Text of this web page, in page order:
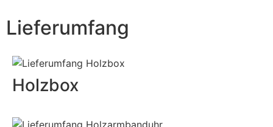
Lieferumfang
Holzbox